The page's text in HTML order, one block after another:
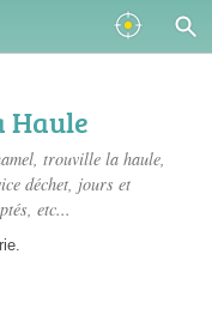
Haule
trouville la haule,
déchet, jours et
etc...